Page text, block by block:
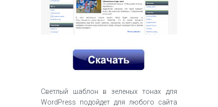
Светлый шаблон в зеленых тонах для
WordPress подойдет для любого сайта